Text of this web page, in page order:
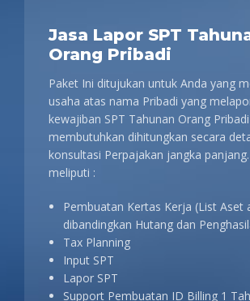
Jasa Lapor SPT
Orang Pribadi
Paket Ini ditujukan untuk Anda yang
usaha atas nama Pribadi yang
kewajiban SPT Tahunan Orang
membutuhkan dihitungkan secara
konsultasi Perpajakan jangka
meliputi :
Pembuatan Kertas Kerja (List Aset
dibandingkan Hutang dan
Tax Planning
Input SPT
Lapor SPT
Support Pembuatan ID Billing 1